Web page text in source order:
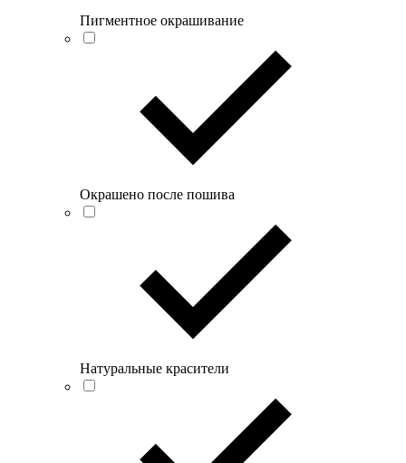
Пигментное окрашивание
Окрашено после пошива
Натуральные красители